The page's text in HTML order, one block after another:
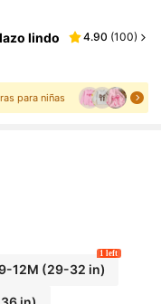
lindo
4.90 (100)
para niñas
12M (29-32 in)
1 left